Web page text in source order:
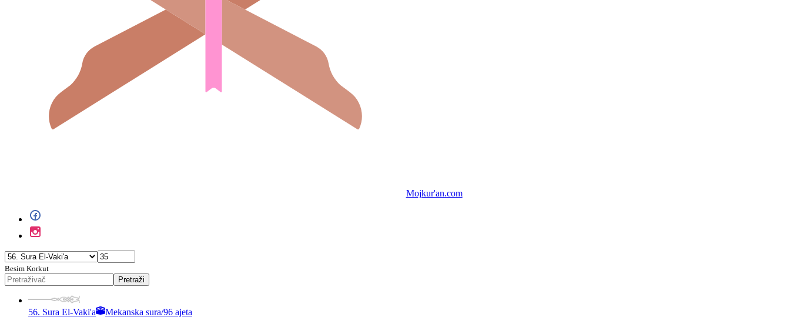
Mojkur'an.com
Besim Korkut
Pretraži
56. Sura El-Vaki'a Mekanska sura/96 ajeta